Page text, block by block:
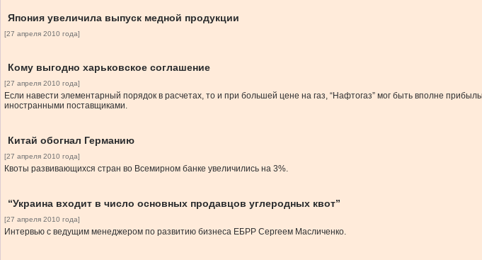
Япония увеличила выпуск медной продукции
[27 апреля 2010 года]
Кому выгодно харьковское соглашение
[27 апреля 2010 года]
Если навести элементарный порядок в расчетах, то и при большей цене на газ, “Нафтогаз” мог быть вполне
иностранными поставщиками.
Китай обогнал Германию
[27 апреля 2010 года]
Квоты развивающихся стран во Всемирном банке увеличились на 3%.
“Украина входит в число основных продавцов углеродных квот”
[27 апреля 2010 года]
Интервью с ведущим менеджером по развитию бизнеса ЕБРР Сергеем Масличенко.